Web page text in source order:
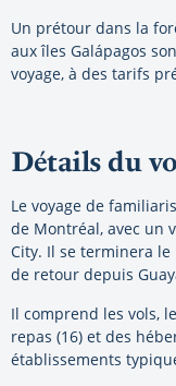
Un prétour dans la
aux îles Galápagos
voyage, à des tarifs
Détails du
Le voyage de
de Montréal, avec un
City. Il se terminera le
de retour depuis
Il comprend les vols,
repas (16) et des
établissements